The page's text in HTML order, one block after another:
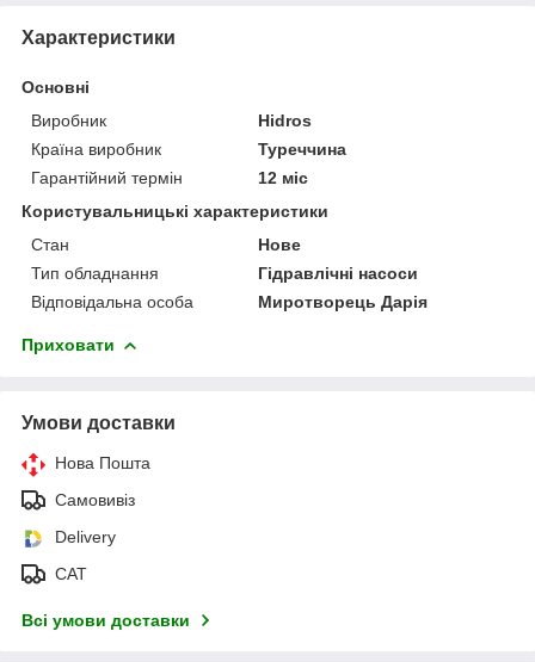
Характеристики
Основні
Виробник
Hidros
Країна виробник
Туреччина
Гарантійний термін
12 міс
Користувальницькі характеристики
Стан
Нове
Тип обладнання
Гідравлічні насоси
Відповідальна особа
Миротворець Дарія
Приховати
Умови доставки
Нова Пошта
Самовивіз
Delivery
САТ
Всі умови доставки